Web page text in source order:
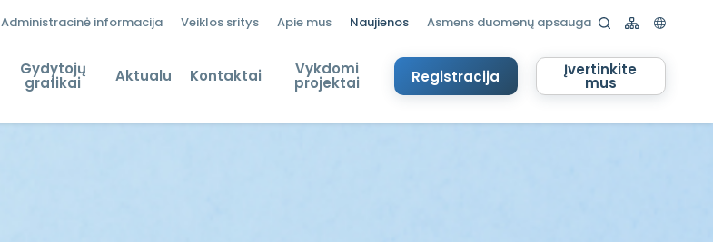
Administracinė informacija Veiklos sritys Apie mus Naujienos Asmens duomenų apsauga
Gydytojų
grafikai Aktualu Kontaktai Vykdomi
projektai Registracija Įvertinkite
mus